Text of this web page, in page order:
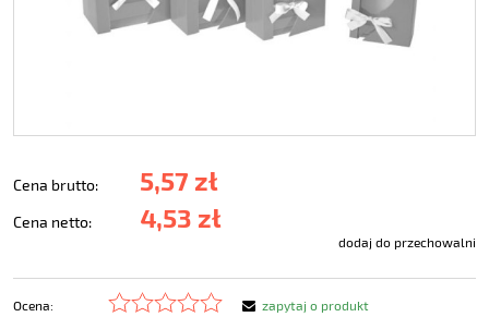
Cena brutto: 5,57 zł
Cena netto: 4,53 zł
dodaj do przechowalni
Ocena:
zapytaj o produkt